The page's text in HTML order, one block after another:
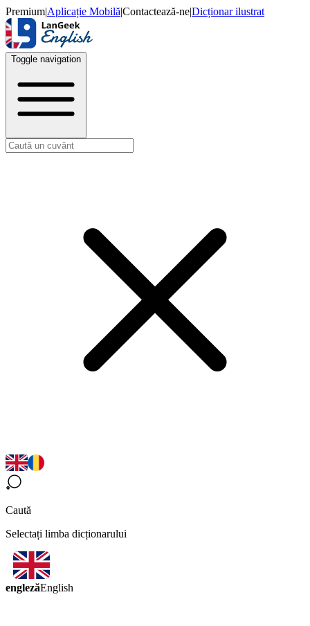
Premium|Aplicație Mobilă|Contactează-ne|Dicționar ilustrat
Toggle navigation
Caută
Selectați limba dicționarului
englezăEnglish